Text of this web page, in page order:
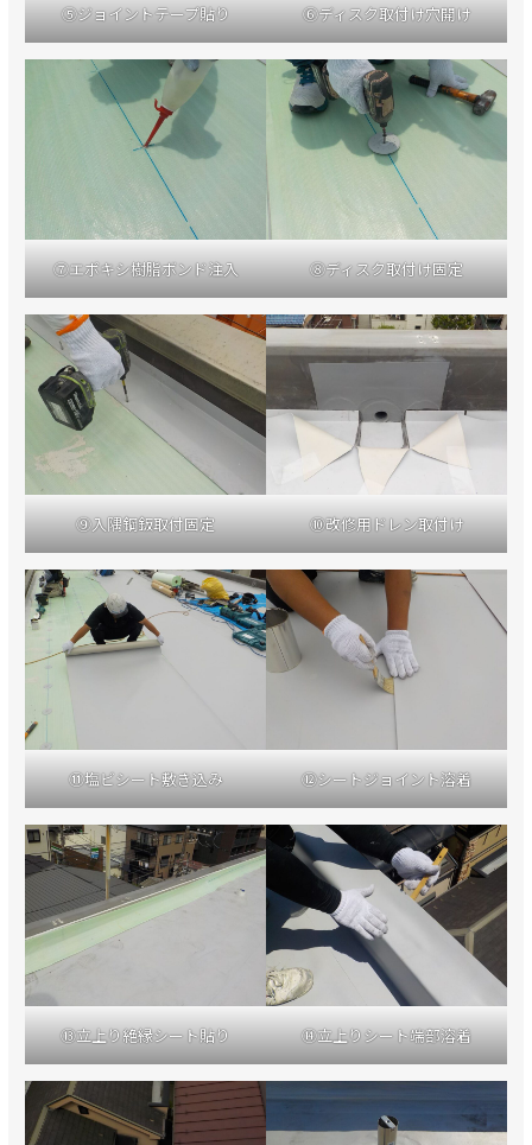
⑤ジョイントテープ貼り ⑥ディスク取付け穴開け
⑦エポキシ樹脂ボンド注入 ⑧ディスク取付け固定
⑨入隅鋼鈑取付固定 ⑩改修用ドレン取付け
⑪塩ビシート敷き込み ⑫シートジョイント溶着
⑬立上り絶縁シート貼り ⑭立上りシート端部溶着